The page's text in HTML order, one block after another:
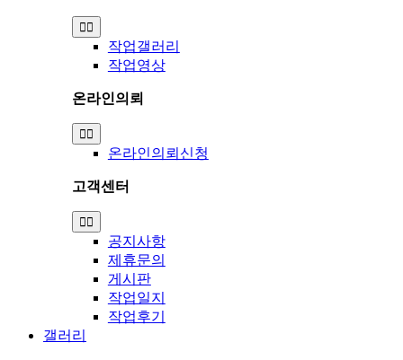
Toggle
Navigation
작업갤러리
작업영상
온라인의뢰
Toggle
Navigation
온라인의뢰신청
고객센터
Toggle
Navigation
공지사항
제휴문의
게시판
작업일지
작업후기
갤러리